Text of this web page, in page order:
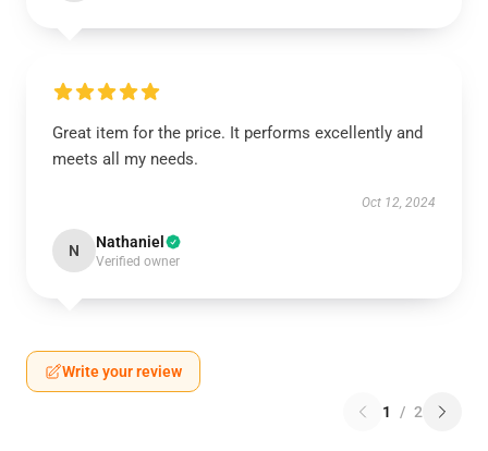
Great item for the price. It performs excellently and
meets all my needs.
Oct 12, 2024
N Nathaniel
Verified owner
Write your review
1 / 2